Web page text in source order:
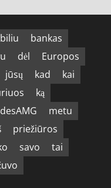
bankas
dėl
Europos
jūsų kad
kai
ką
metu
priežiūros
savo
tai